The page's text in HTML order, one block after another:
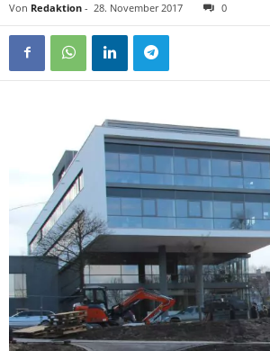
Von Redaktion - 28. November 2017 0